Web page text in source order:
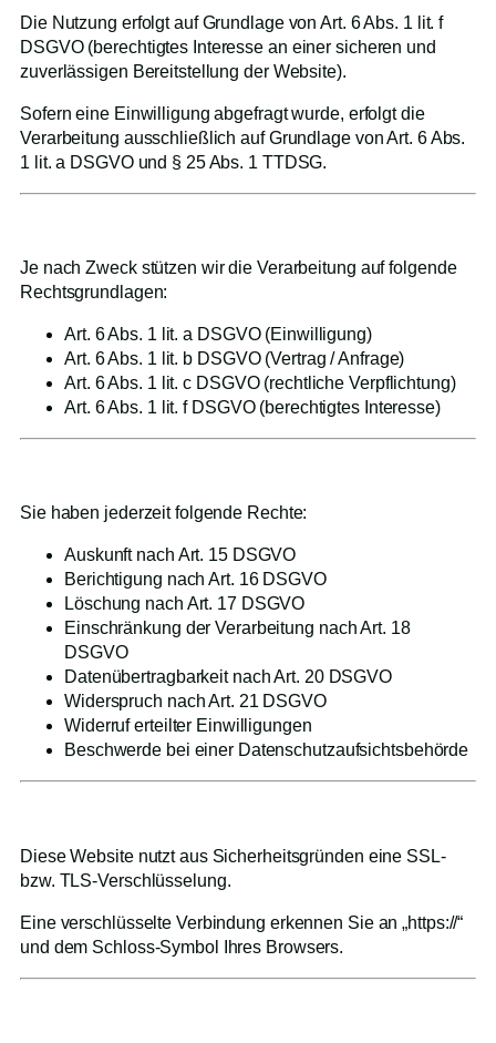
Die Nutzung erfolgt auf Grundlage von Art. 6 Abs. 1 lit. f
DSGVO (berechtigtes Interesse an einer sicheren und
zuverlässigen Bereitstellung der Website).
Sofern eine Einwilligung abgefragt wurde, erfolgt die
Verarbeitung ausschließlich auf Grundlage von Art. 6 Abs.
1 lit. a DSGVO und § 25 Abs. 1 TTDSG.
Je nach Zweck stützen wir die Verarbeitung auf folgende
Rechtsgrundlagen:
Art. 6 Abs. 1 lit. a DSGVO (Einwilligung)
Art. 6 Abs. 1 lit. b DSGVO (Vertrag / Anfrage)
Art. 6 Abs. 1 lit. c DSGVO (rechtliche Verpflichtung)
Art. 6 Abs. 1 lit. f DSGVO (berechtigtes Interesse)
Sie haben jederzeit folgende Rechte:
Auskunft nach Art. 15 DSGVO
Berichtigung nach Art. 16 DSGVO
Löschung nach Art. 17 DSGVO
Einschränkung der Verarbeitung nach Art. 18
DSGVO
Datenübertragbarkeit nach Art. 20 DSGVO
Widerspruch nach Art. 21 DSGVO
Widerruf erteilter Einwilligungen
Beschwerde bei einer Datenschutzaufsichtsbehörde
Diese Website nutzt aus Sicherheitsgründen eine SSL-
bzw. TLS-Verschlüsselung.
Eine verschlüsselte Verbindung erkennen Sie an „https://“
und dem Schloss-Symbol Ihres Browsers.